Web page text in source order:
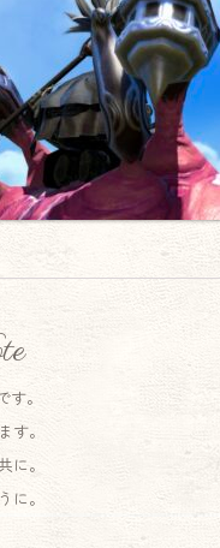
。
す。
に。
に。